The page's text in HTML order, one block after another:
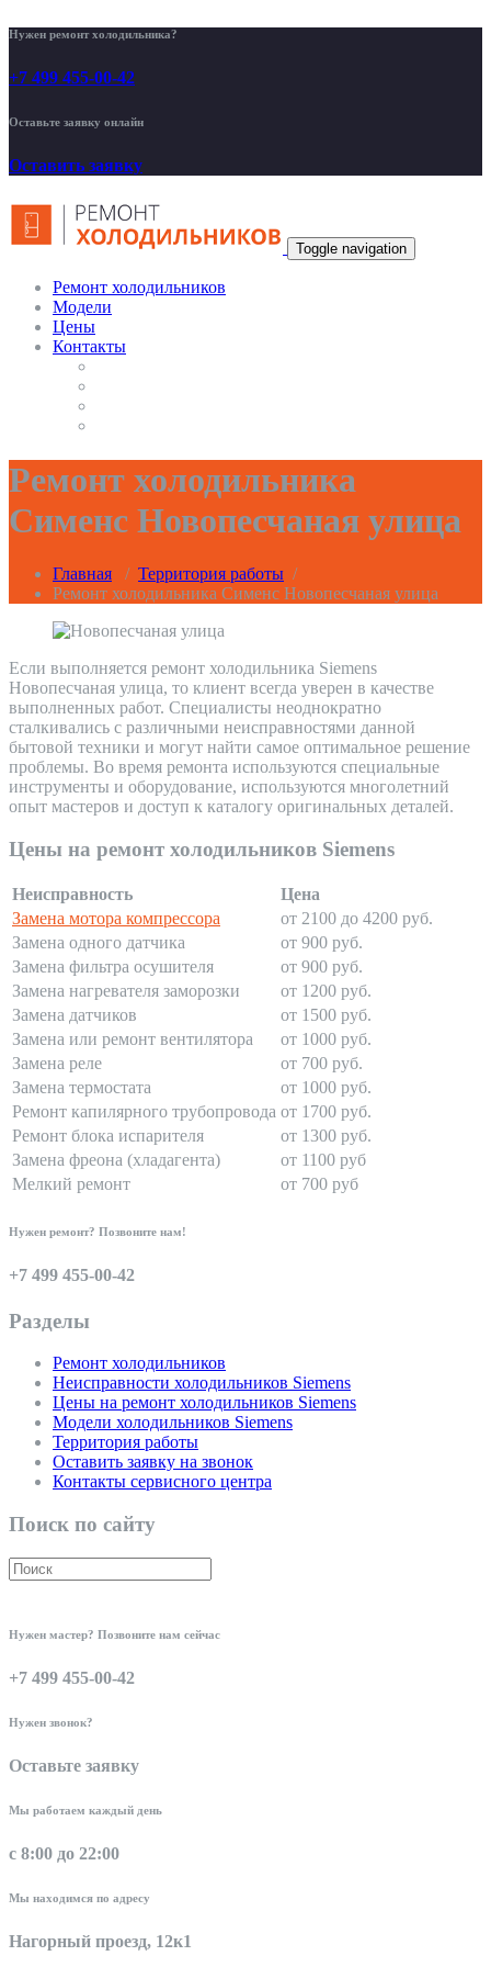
Нужен ремонт холодильника?
+7 499 455-00-42
Оставьте заявку онлайн
Оставить заявку
Toggle navigation
Ремонт холодильников
Модели
Цены
Контакты
Ремонт холодильника
Сименс Новопесчаная улица
Главная / Территория работы /
Ремонт холодильника Сименс Новопесчаная улица
Если выполняется ремонт холодильника Siemens
Новопесчаная улица, то клиент всегда уверен в качестве
выполненных работ. Специалисты неоднократно
сталкивались с различными неисправностями данной
бытовой техники и могут найти самое оптимальное решение
проблемы. Во время ремонта используются специальные
инструменты и оборудование, используются многолетний
опыт мастеров и доступ к каталогу оригинальных деталей.
Цены на ремонт холодильников Siemens
Неисправность
Цена
Замена мотора компрессора
от 2100 до 4200 руб.
Замена одного датчика
от 900 руб.
Замена фильтра осушителя
от 900 руб.
Замена нагревателя заморозки
от 1200 руб.
Замена датчиков
от 1500 руб.
Замена или ремонт вентилятора
от 1000 руб.
Замена реле
от 700 руб.
Замена термостата
от 1000 руб.
Ремонт капилярного трубопровода от 1700 руб.
Ремонт блока испарителя
от 1300 руб.
Замена фреона (хладагента)
от 1100 руб
Мелкий ремонт
от 700 руб
Нужен ремонт? Позвоните нам!
+7 499 455-00-42
Разделы
Ремонт холодильников
Неисправности холодильников Siemens
Цены на ремонт холодильников Siemens
Модели холодильников Siemens
Территория работы
Оставить заявку на звонок
Контакты сервисного центра
Поиск по сайту
Нужен мастер? Позвоните нам сейчас
+7 499 455-00-42
Нужен звонок?
Оставьте заявку
Мы работаем каждый день
с 8:00 до 22:00
Мы находимся по адресу
Нагорный проезд, 12к1